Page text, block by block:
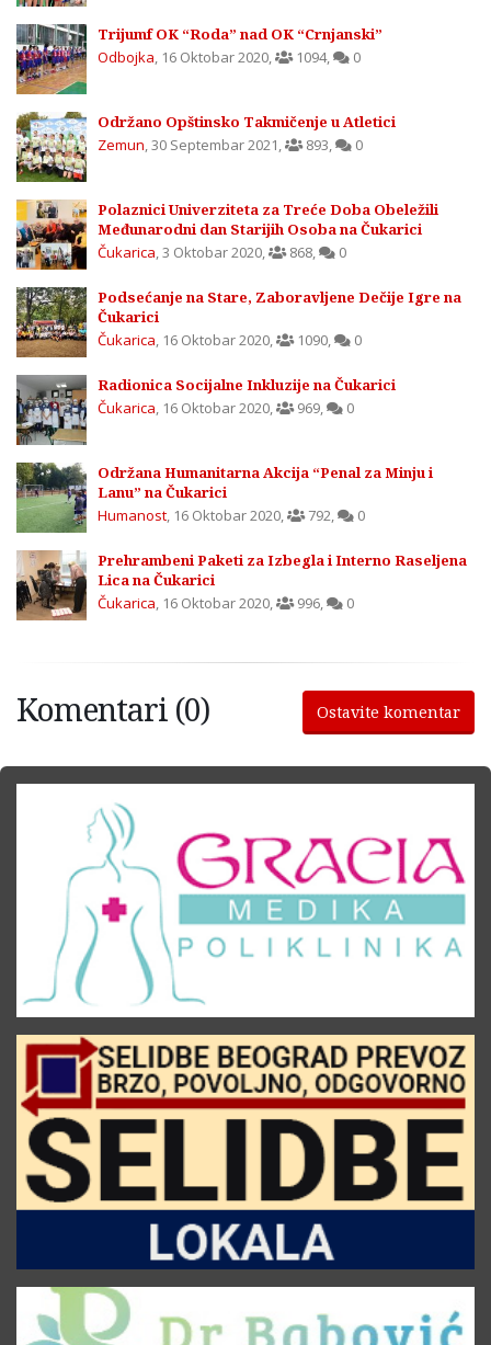
Trijumf OK “Roda” nad OK “Crnjanski”
Odbojka, 16 Oktobar 2020, 1094, 0
Održano Opštinsko Takmičenje u Atletici
Zemun,30 Septembar 2021, 893, 0
Polaznici Univerziteta za Treće Doba Obeležili
Međunarodni dan Starijih Osoba na Čukarici
Čukarica,3 Oktobar 2020, 868, 0
Podsećanje na Stare, Zaboravljene Dečije Igre na
Čukarici
Čukarica, 16 Oktobar 2020, 1090, 0
Radionica Socijalne Inkluzije na Čukarici
Čukarica, 16 Oktobar 2020, 969, 0
Održana Humanitarna Akcija “Penal za Minju i
Lanu” na Čukarici
Humanost, 16 Oktobar 2020, 792, 0
Prehrambeni Paketi za Izbegla i Interno Raseljena
Lica na Čukarici
Čukarica, 16 Oktobar 2020, 996, 0
Komentari (0) Ostavite komentar